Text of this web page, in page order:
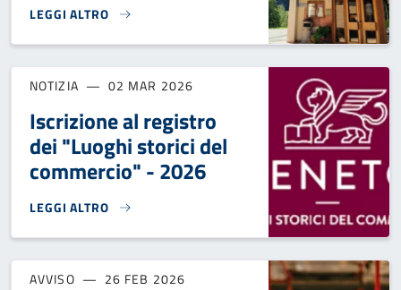
LEGGI ALTRO
CONVOCAZIONE DEL CONSIGLIO COMUNALE IL GIORNO 6
NOTIZIA 02 MAR 2026
Iscrizione al registro
dei "Luoghi storici del
commercio" - 2026
LEGGI ALTRO
ISCRIZIONE AL REGISTRO DEI "LUOGHI STORICI DEL
AVVISO 26 FEB 2026